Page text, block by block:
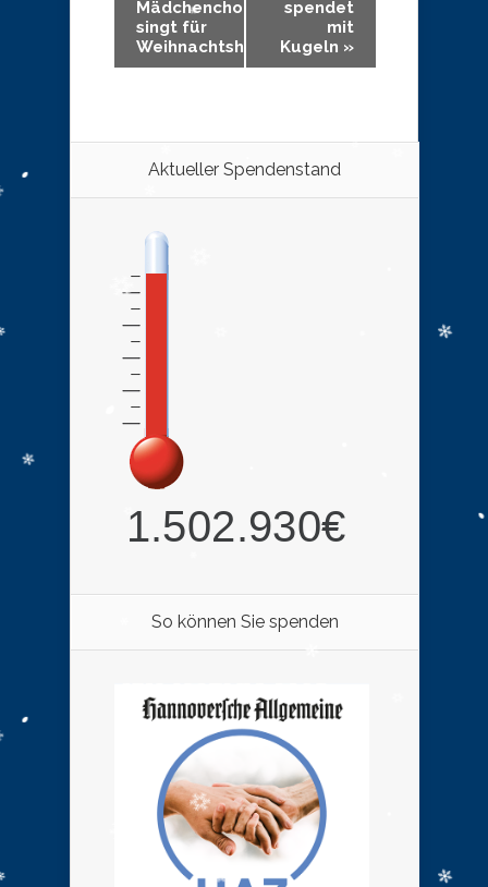
Mädchenchor
singt für
Weihnachtshilfe
spendet
mit
Kugeln »
Aktueller Spendenstand
So können Sie spenden